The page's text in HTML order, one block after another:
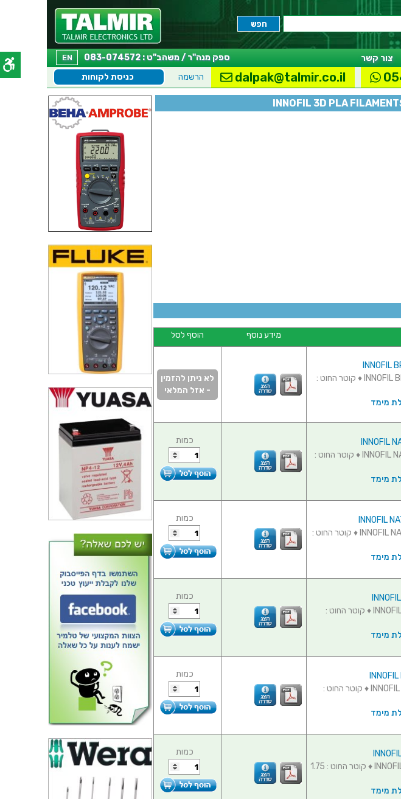
צור קשר EN
ספק מנה"ר / משהב"ט : 083-074572
כניסת לקוחות הרשמה dalpak@talmir.co.il
INNOFIL 3D PLA
מידע נוסף הוסף לסל
גליל חוט PLA למדפסת תלת מימד - INNOFIL BRONZE 2.85MM ♦ קוטר החוט :
מימד
לא ניתן להזמין
- אזל המלאי
גליל חוט PLA למדפסת תלת מימד - INNOFIL NATURAL 1.75MM ♦ קוטר החוט :
מימד
כמות
גליל חוט PLA למדפסת תלת מימד - INNOFIL NATURAL 2.85MM ♦ קוטר החוט :
מימד
כמות
גליל חוט PLA למדפסת תלת מימד - INNOFIL BLACK 1.75MM ♦ קוטר החוט :
מימד
כמות
גליל חוט PLA למדפסת תלת מימד - INNOFIL BLACK 2.85MM ♦ קוטר החוט :
מימד
כמות
גליל חוט PLA למדפסת תלת מימד - INNOFIL WHITE 1.75MM ♦ קוטר החוט : 1.75
מימד
כמות